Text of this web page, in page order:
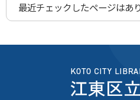
最近チェックしたページはあ